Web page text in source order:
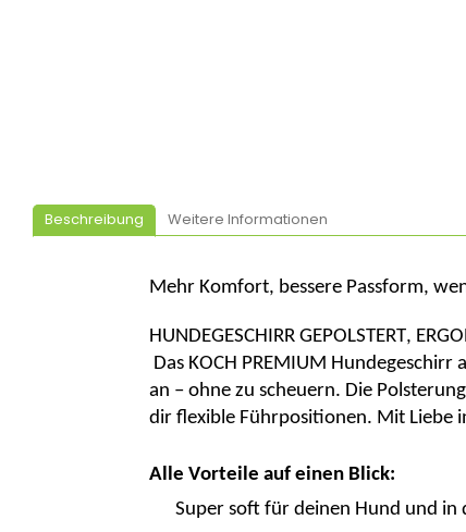
Beschreibung Weitere Informationen
Mehr Komfort, bessere Passform,
HUNDEGESCHIRR GEPOLSTERT,
Das KOCH PREMIUM Hundegeschirr
an – ohne zu scheuern. Die
dir flexible Führpositionen. Mit Liebe
Alle Vorteile auf einen Blick:
Super soft für deinen Hund und in